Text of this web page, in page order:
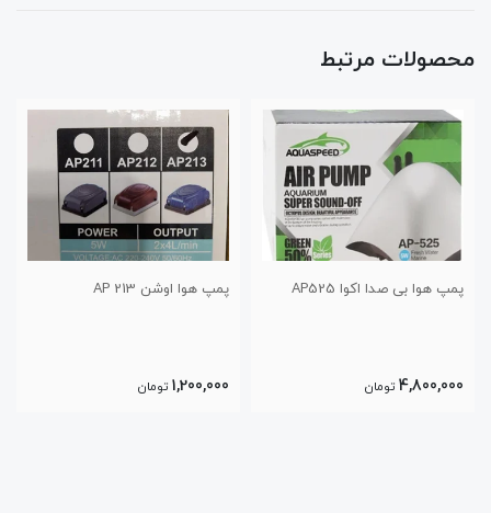
محصولات مرتبط
پمپ هوا بی صدا اکوا AP525
4,800,000 تومان
پمپ هوا اوشن AP 213
1,200,000 تومان